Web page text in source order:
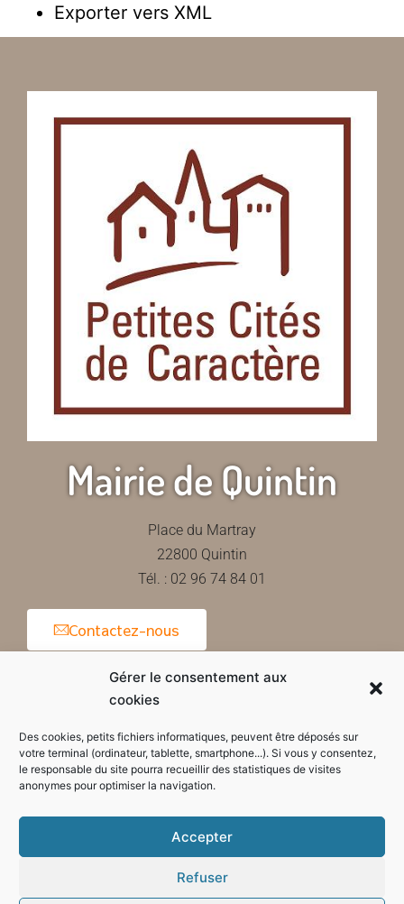
Gérer le consentement aux
cookies
Des cookies, petits fichiers informatiques, peuvent être déposés sur
votre terminal (ordinateur, tablette, smartphone...). Si vous y consentez,
le responsable du site pourra recueillir des statistiques de visites
anonymes pour optimiser la navigation.
Accepter
Refuser
Exporter vers XML
Mairie de Quintin
Place du Martray
22800 Quintin
Tél. : 02 96 74 84 01
Contactez-nous
Horaires d'ouverture de la mairie